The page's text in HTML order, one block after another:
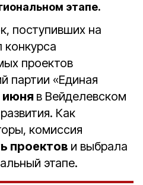
этапе.
поступивших на
конкурса
проектов
партии «Единая
июня в Вейделевском
Как
комиссия
проектов и выбрала
этапе.